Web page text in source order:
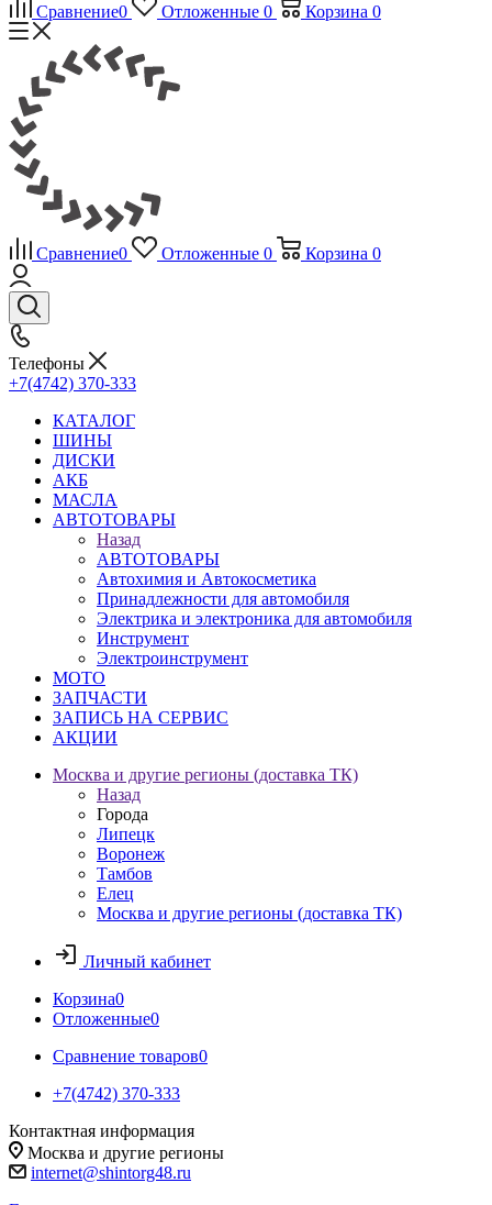
Сравнение0 Отложенные 0 Корзина 0
Сравнение0 Отложенные 0 Корзина 0
Телефоны
+7(4742) 370-333
КАТАЛОГ
ШИНЫ
ДИСКИ
АКБ
МАСЛА
АВТОТОВАРЫ
Назад
АВТОТОВАРЫ
Автохимия и Автокосметика
Принадлежности для автомобиля
Электрика и электроника для автомобиля
Инструмент
Электроинструмент
МОТО
ЗАПЧАСТИ
ЗАПИСЬ НА СЕРВИС
АКЦИИ
Москва и другие регионы (доставка ТК)
Назад
Города
Липецк
Воронеж
Тамбов
Елец
Москва и другие регионы (доставка ТК)
Личный кабинет
Корзина0
Отложенные0
Сравнение товаров0
+7(4742) 370-333
Контактная информация
Москва и другие регионы
internet@shintorg48.ru